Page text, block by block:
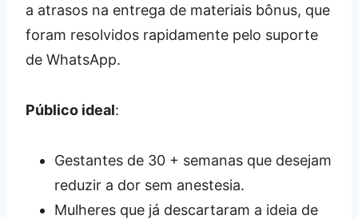
a atrasos na entrega de materiais bônus, que
foram resolvidos rapidamente pelo suporte
de WhatsApp.
Público ideal:
Gestantes de 30 + semanas que desejam
reduzir a dor sem anestesia.
Mulheres que já descartaram a ideia de